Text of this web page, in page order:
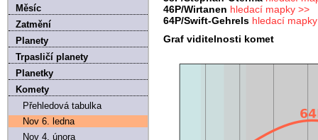
Měsíc
Zatmění
Planety
Trpasličí planety
Planetky
Komety
Přehledová tabulka
Nov 6. ledna
Nov 4. února
46P/Wirtanen hledací mapky >>
64P/Swift-Gehrels hledací
Graf viditelnosti komet